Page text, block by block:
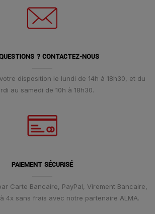
? CONTACTEZ-NOUS
disposition le lundi de 14h à 18h30, et du
au samedi de 10h à 18h30.
PAIEMENT SÉCURISÉ
Carte Bancaire, PayPal, Virement Bancaire,
4x sans frais avec notre partenaire ALMA.